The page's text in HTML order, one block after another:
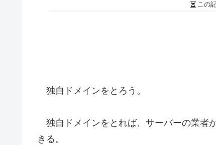
この
独自ドメインをとろう。
独自ドメインをとれば、サーバーの業者
きる。